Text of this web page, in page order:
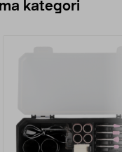
kategori